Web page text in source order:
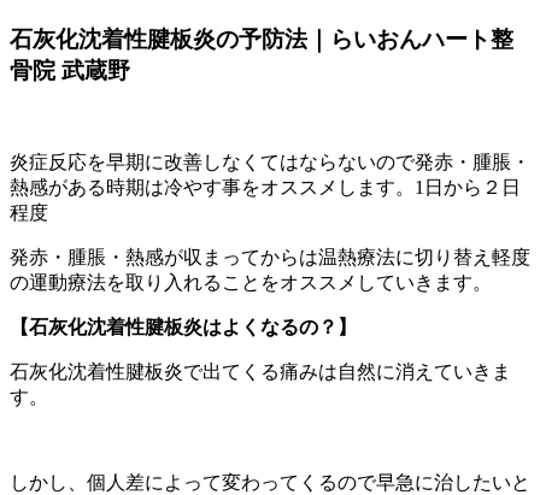
石灰化沈着性腱板炎の予防法｜らいおんハート整
骨院 武蔵野
炎症反応を早期に改善しなくてはならないので発赤・腫脹・
熱感がある時期は冷やす事をオススメします。1日から２日
程度
発赤・腫脹・熱感が収まってからは温熱療法に切り替え軽度
の運動療法を取り入れることをオススメしていきます。
【石灰化沈着性腱板炎はよくなるの？】
石灰化沈着性腱板炎で出てくる痛みは自然に消えていきま
す。
しかし、個人差によって変わってくるので早急に治したいと